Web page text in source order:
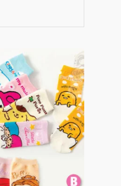
有
多
種
款